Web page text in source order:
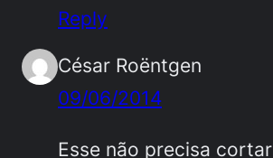
Reply
César Roëntgen
09/06/2014
Esse não precisa